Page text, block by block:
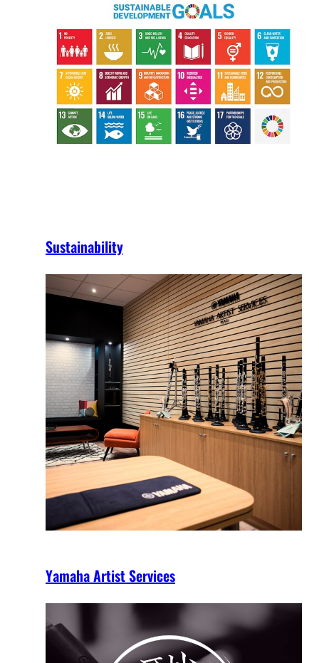
Sustainability
Yamaha Artist Services